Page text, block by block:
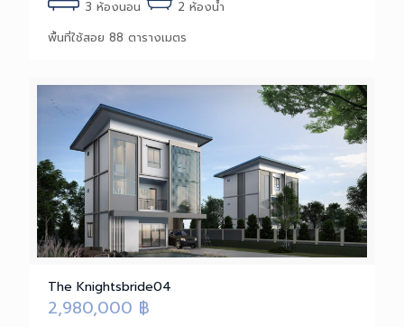
3 ห้องนอน
2 ห้องน้ำ
พื้นที่ใช้สอย 88 ตารางเมตร
The Knightsbride04
2,980,000 ฿